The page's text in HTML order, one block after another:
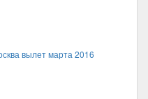
вылет марта 2016